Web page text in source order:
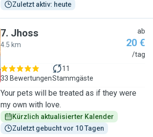
Zuletzt aktiv: heute
7. Jhoss
4.5 km
ab
20 €
/tag
33 Bewertungen
11
Stammgäste
Your pets will be treated as if they were
my own with love.
Kürzlich aktualisierter Kalender
Zuletzt gebucht vor 10 Tagen